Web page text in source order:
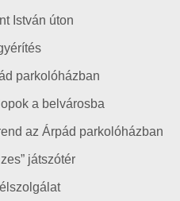
István úton
parkolóházban
a belvárosba
az Árpád parkolóházban
játszótér